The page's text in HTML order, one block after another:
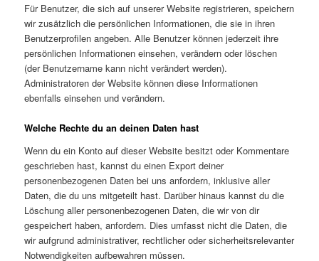
Für Benutzer, die sich auf unserer Website registrieren, speichern
wir zusätzlich die persönlichen Informationen, die sie in ihren
Benutzerprofilen angeben. Alle Benutzer können jederzeit ihre
persönlichen Informationen einsehen, verändern oder löschen
(der Benutzername kann nicht verändert werden).
Administratoren der Website können diese Informationen
ebenfalls einsehen und verändern.
Welche Rechte du an deinen Daten hast
Wenn du ein Konto auf dieser Website besitzt oder Kommentare
geschrieben hast, kannst du einen Export deiner
personenbezogenen Daten bei uns anfordern, inklusive aller
Daten, die du uns mitgeteilt hast. Darüber hinaus kannst du die
Löschung aller personenbezogenen Daten, die wir von dir
gespeichert haben, anfordern. Dies umfasst nicht die Daten, die
wir aufgrund administrativer, rechtlicher oder sicherheitsrelevanter
Notwendigkeiten aufbewahren müssen.